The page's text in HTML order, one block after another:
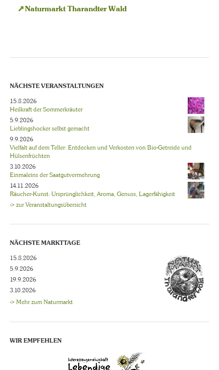
Naturmarkt Tharandter Wald
NÄCHSTE VERANSTALTUNGEN
15.8.2026
Heilkraft der Sommerkräuter
5.9.2026
Lieblingshocker selbst gemacht
9.9.2026
Vielfalt auf dem Teller: Entdecken und Verkosten von Bio-Getreide und
Hülsenfrüchten
3.10.2026
Einmaleins der Saatgutvermehrung
14.11.2026
Räucher-Kunst: Ursprünglichkeit, Aroma, Genuss, Lagerfähigkeit
-> zur Veranstaltungsübersicht
NÄCHSTE MARKTTAGE
15.8.2026
5.9.2026
19.9.2026
3.10.2026
-> Mehr zum Naturmarkt
WIR EMPFEHLEN